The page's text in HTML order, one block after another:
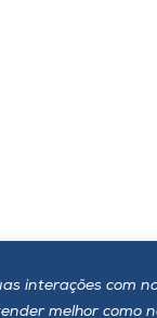
interações com
melhor como